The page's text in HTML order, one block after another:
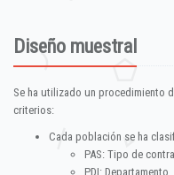
Diseño muestral
Se ha utilizado un procedimiento
criterios:
Cada población se ha
PAS: Tipo de
PDI: